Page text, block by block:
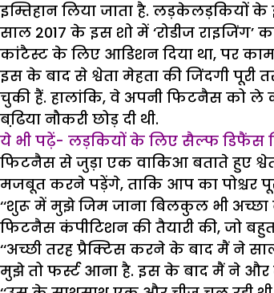
इम्तिहान लिया जाता है. लड़केलड़कियों
साल 2017 के इस शो में ‘रोडीज राइजिंग’
कांटैस्ट के लिए आडिशन दिया था, पर
इस के बाद से श्वेता मेहता की जिंदगी पूरी
चुकी हैं. हालांकि, वे अपनी फिटनैस को
बढि़या नौकरी छोड़ दी थी.
ये भी पढ़ें- लड़कियों के लिए सैल्फ डिफैंस
फिटनैस से जुड़ा एक वाकिआ बताते हुए
मजबूत करने पड़ेंगे, ताकि आप का पोश्चर
‘‘शुरू में मुझे जिम जाना बिलकुल भी
फिटनैस कंपीटिशन की तैयारी की, जो
‘‘अच्छी तरह प्रैक्टिस करने के बाद मैं ने
मुझे तो फर्स्ट आना है. इस के बाद मैं ने और